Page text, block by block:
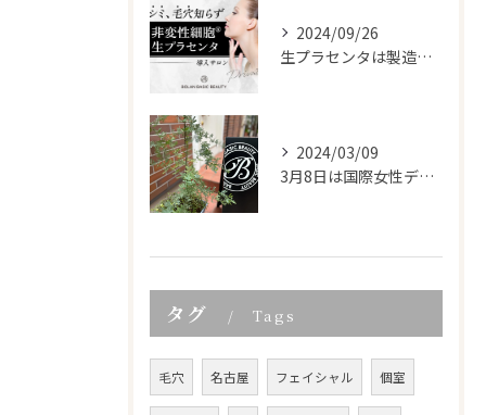
2024/09/26
生プラセンタは製造工程からこだわり
2024/03/09
3月8日は国際女性デー。
タグ Tags
毛穴 名古屋 フェイシャル 個室